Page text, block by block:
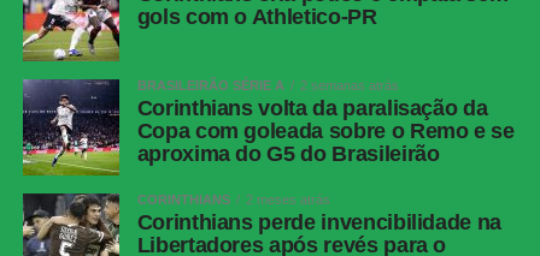
gols com o Athletico-PR
BRASILEIRÃO SÉRIE A 2 semanas atrás
Corinthians volta da paralisação da
Copa com goleada sobre o Remo e se
aproxima do G5 do Brasileirão
CORINTHIANS 2 meses atrás
Corinthians perde invencibilidade na
Libertadores após revés para o